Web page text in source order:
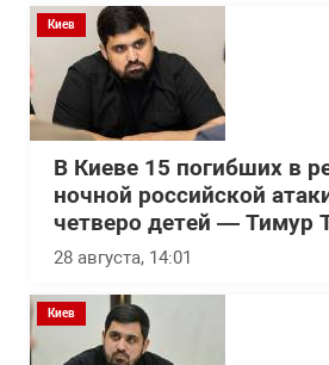
Киев
В Киеве 15 погибших в
ночной российской
четверо детей — Тимур
28 августа, 14:01
Киев